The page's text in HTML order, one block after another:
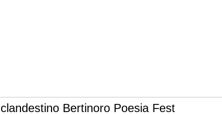
clandestino Bertinoro Poesia Fest